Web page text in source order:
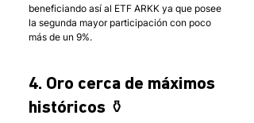
beneficiando así al ETF ARKK ya que posee
la segunda mayor participación con poco
más de un 9%.
4. Oro cerca de máximos
históricos ⚱️